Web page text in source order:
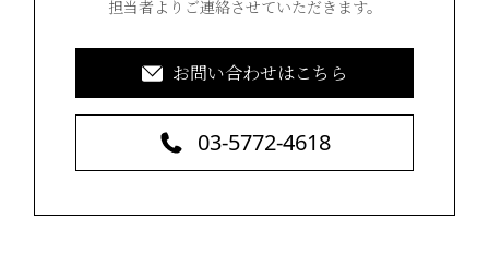
担当者よりご連絡させていただきます。
お問い合わせはこちら
03-5772-4618